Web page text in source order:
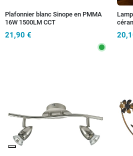
Plafonnier blanc Sinope en PMMA
16W 1500LM CCT
3000/4000/6500K 29X10CM
21,90 €